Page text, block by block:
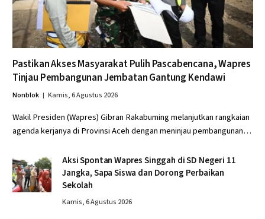
Pastikan Akses Masyarakat Pulih Pascabencana, Wapres
Tinjau Pembangunan Jembatan Gantung Kendawi
Nonblok Kamis, 6 Agustus 2026
Wakil Presiden (Wapres) Gibran Rakabuming melanjutkan rangkaian
agenda kerjanya di Provinsi Aceh dengan meninjau pembangunan…
Aksi Spontan Wapres Singgah di SD Negeri 11
Jangka, Sapa Siswa dan Dorong Perbaikan
Sekolah
Kamis, 6 Agustus 2026